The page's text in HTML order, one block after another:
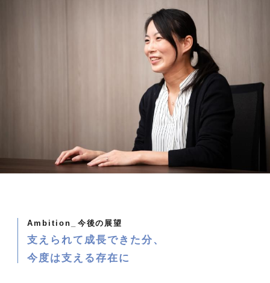
Ambition_ 今後の展望
支えられて成長できた分、
今度は支える存在に